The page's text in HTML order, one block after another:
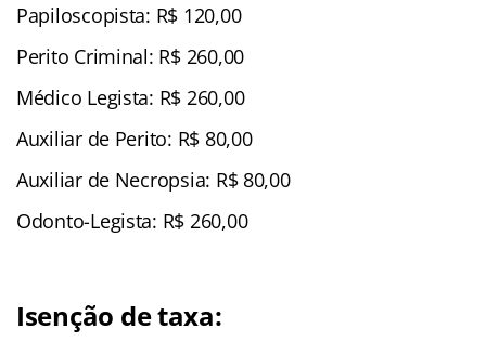
Papiloscopista: R$ 120,00
Perito Criminal: R$ 260,00
Médico Legista: R$ 260,00
Auxiliar de Perito: R$ 80,00
Auxiliar de Necropsia: R$ 80,00
Odonto-Legista: R$ 260,00
Isenção de taxa: